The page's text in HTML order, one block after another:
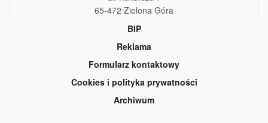
65-472 Zielona Góra
BIP
Reklama
Formularz kontaktowy
Cookies i polityka prywatności
Archiwum